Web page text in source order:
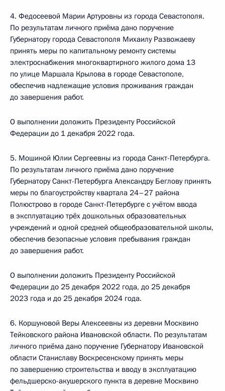
4. Федосеевой Марии Артуровны из города Севастополя.
По результатам личного приёма дано поручение
Губернатору города Севастополя Михаилу Развожаеву
принять меры по капитальному ремонту системы
электроснабжения многоквартирного жилого дома 13
по улице Маршала Крылова в городе Севастополе,
обеспечив надлежащие условия проживания граждан
до завершения работ.
О выполнении доложить Президенту Российской
Федерации до 1 декабря 2022 года.
5. Мошиной Юлии Сергеевны из города Санкт-Петербурга.
По результатам личного приёма дано поручение
Губернатору Санкт-Петербурга Александру Беглову принять
меры по благоустройству квартала 24–27 района
Полюстрово в городе Санкт-Петербурге с учётом ввода
в эксплуатацию трёх дошкольных образовательных
учреждений и одной средней общеобразовательной школы,
обеспечив безопасные условия пребывания граждан
до завершения работ.
О выполнении доложить Президенту Российской
Федерации до 25 декабря 2022 года, до 25 декабря
2023 года и до 25 декабря 2024 года.
6. Коршуновой Веры Алексеевны из деревни Москвино
Тейковского района Ивановской области. По результатам
личного приёма дано поручение Губернатору Ивановской
области Станиславу Воскресенскому принять меры
по завершению строительства и вводу в эксплуатацию
фельдшерско-акушерского пункта в деревне Москвино